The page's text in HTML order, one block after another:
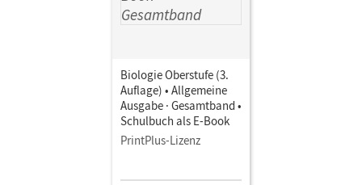
Biologie Oberstufe (3.
Auflage) • Allgemeine
Ausgabe · Gesamtband •
Schulbuch als E-Book
PrintPlus-Lizenz